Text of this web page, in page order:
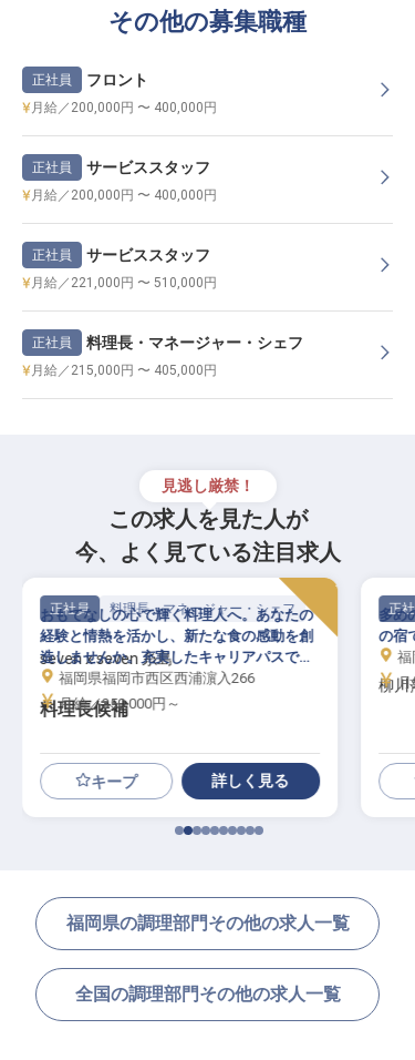
その他の募集職種
正社員 フロント
月給／200,000円 〜 400,000円
正社員 サービススタッフ
月給／200,000円 〜 400,000円
正社員 サービススタッフ
月給／221,000円 〜 510,000円
正社員 料理長・マネージャー・シェフ
月給／215,000円 〜 405,000円
見逃し厳禁！
この求人を見た人が
今、よく見ている注目求人
正社員 料理長・マネージャー・シェフ
seven x seven 糸島
料理長候補
おもてなしの心で輝く料理人へ。あなたの
経験と情熱を活かし、新たな食の感動を創
造しませんか。充実したキャリアパスで未
来を描けます。
福岡県福岡市西区西浦濵入266
月給／350,000円～
キープ 詳しく見る
正社
柳川
多め
の宿
福
月
福岡県の調理部門その他の求人一覧
全国の調理部門その他の求人一覧